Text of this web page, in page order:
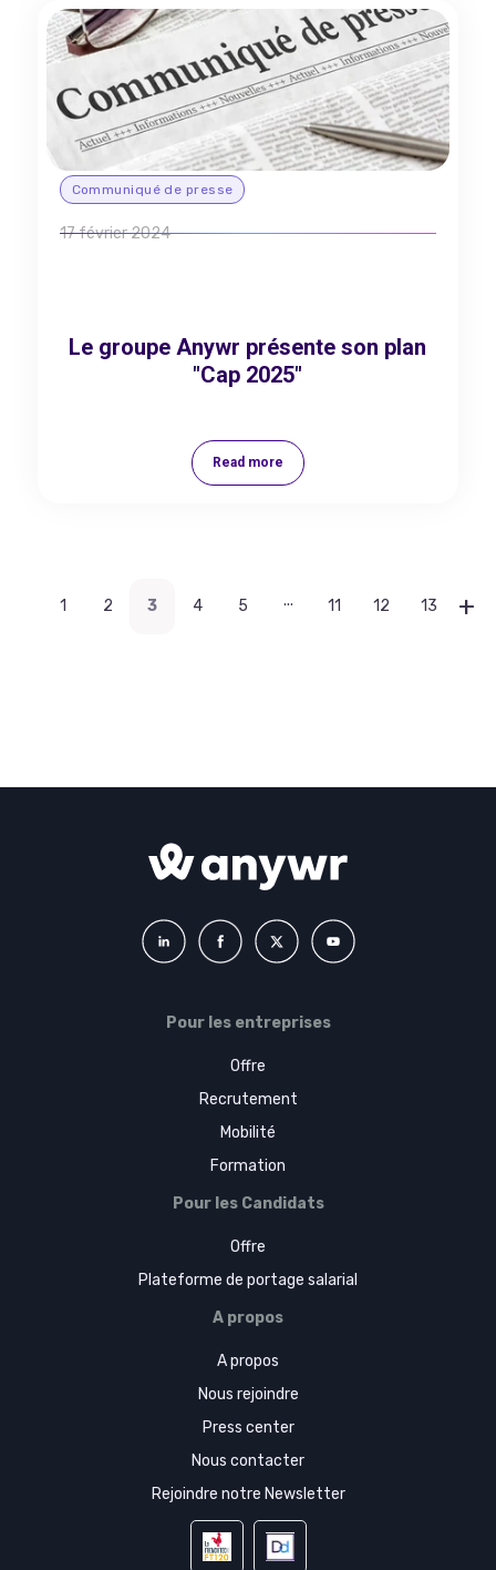
Communiqué de presse
17 février 2024
Le groupe Anywr présente son plan
"Cap 2025"
Read more
1 2 3 4 5 ... 11 12 13
Pour les entreprises
Offre
Recrutement
Mobilité
Formation
Pour les Candidats
Offre
Plateforme de portage salarial
A propos
A propos
Nous rejoindre
Press center
Nous contacter
Rejoindre notre Newsletter